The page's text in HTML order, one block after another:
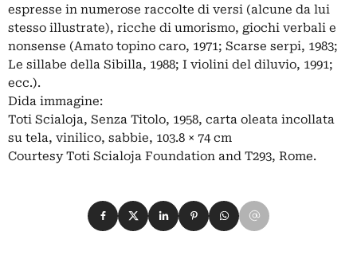
espresse in numerose raccolte di versi (alcune da lui
stesso illustrate), ricche di umorismo, giochi verbali e
nonsense (Amato topino caro, 1971; Scarse serpi, 1983;
Le sillabe della Sibilla, 1988; I violini del diluvio, 1991;
ecc.).
Dida immagine:
Toti Scialoja, Senza Titolo, 1958, carta oleata incollata
su tela, vinilico, sabbie, 103.8 × 74 cm
Courtesy Toti Scialoja Foundation and T293, Rome.
Condividi su Facebook
Condividi su X
Condividi su LinkedIn
Condividi su Pinterest
Condividi su WhatsApp
Condividi su Email